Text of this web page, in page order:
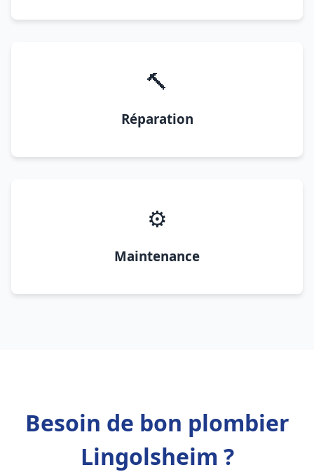
🔨
Réparation
⚙️
Maintenance
Besoin de bon plombier
Lingolsheim ?